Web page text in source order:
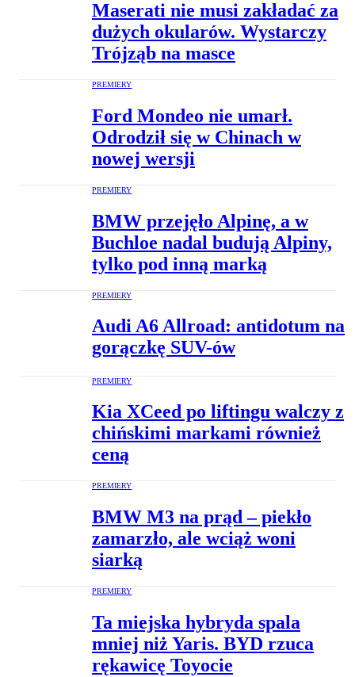
Maserati nie musi zakładać za
dużych okularów. Wystarczy
Trójząb na masce
PREMIERY
Ford Mondeo nie umarł.
Odrodził się w Chinach w
nowej wersji
PREMIERY
BMW przejęło Alpinę, a w
Buchloe nadal budują Alpiny,
tylko pod inną marką
PREMIERY
Audi A6 Allroad: antidotum na
gorączkę SUV-ów
PREMIERY
Kia XCeed po liftingu walczy z
chińskimi markami również
ceną
PREMIERY
BMW M3 na prąd – piekło
zamarzło, ale wciąż woni
siarką
PREMIERY
Ta miejska hybryda spala
mniej niż Yaris. BYD rzuca
rękawicę Toyocie